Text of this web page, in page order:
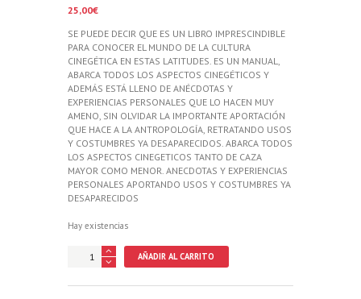
25,00€
SE PUEDE DECIR QUE ES UN LIBRO IMPRESCINDIBLE
PARA CONOCER EL MUNDO DE LA CULTURA
CINEGÉTICA EN ESTAS LATITUDES. ES UN MANUAL,
ABARCA TODOS LOS ASPECTOS CINEGÉTICOS Y
ADEMÁS ESTÁ LLENO DE ANÉCDOTAS Y
EXPERIENCIAS PERSONALES QUE LO HACEN MUY
AMENO, SIN OLVIDAR LA IMPORTANTE APORTACIÓN
QUE HACE A LA ANTROPOLOGÍA, RETRATANDO USOS
Y COSTUMBRES YA DESAPARECIDOS. ABARCA TODOS
LOS ASPECTOS CINEGETICOS TANTO DE CAZA
MAYOR COMO MENOR. ANECDOTAS Y EXPERIENCIAS
PERSONALES APORTANDO USOS Y COSTUMBRES YA
DESAPARECIDOS
Hay existencias
VIVENCIAS
AÑADIR AL CARRITO